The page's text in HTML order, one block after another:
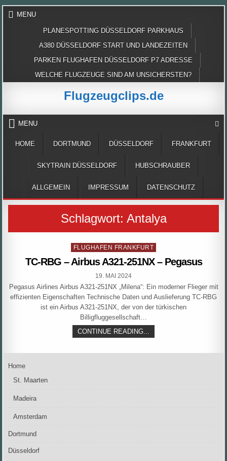
Skip
MENU
PLANESPOTTING DÜSSELDORF PARKHAUS
A380 DÜSSELDORF START UND LANDEZEITEN
PARKEN FLUGHAFEN DÜSSELDORF P7 ADRESSE
WELCHE FLUGZEUGE SIND AM UNSICHERSTEN?
Flugzeugclips.de
MENU
HOME DORTMUND DÜSSELDORF FRANKFURT
SKYTRAIN DÜSSELDORF HUBSCHRAUBER
ALLGEMEIN IMPRESSUM DATENSCHUTZ
Schlagwort: Antalya
Posted
in
FLUGHAFEN FRANKFURT
TC-RBG – Airbus A321-251NX – Pegasus
PUBLISHED
19. MAI 2024
Pegasus Airlines Airbus A321-251NX „Milena“: Ein moderner Flieger mit
effizienten Eigenschaften Technische Daten und Auslieferung TC-RBG
ist ein Airbus A321-251NX, der von der türkischen
Billigfluggesellschaft…
CONTINUE READING...
RBG
AIRBUS
Home
St. Maarten
Madeira
Amsterdam
Dortmund
Düsseldorf